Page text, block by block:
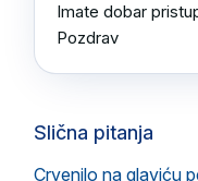
Imate dobar
Pozdrav
Slična pitanja
Crvenilo na glaviću